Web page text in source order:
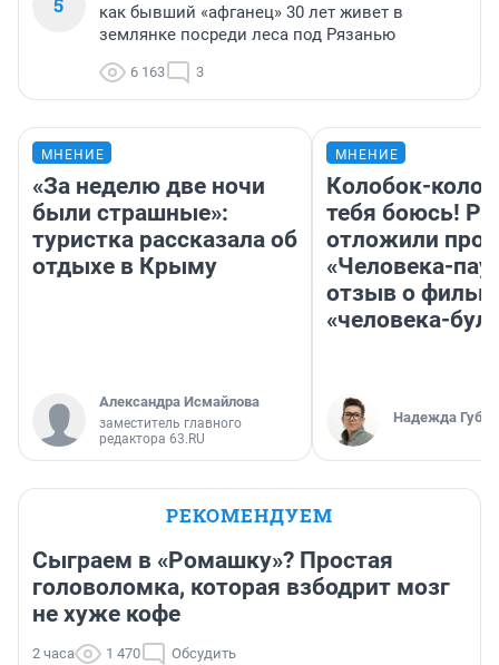
как бывший «афганец» 30 лет живет в
землянке посреди леса под Рязанью
6 163 3
МНЕНИЕ
«За неделю две ночи
были страшные»:
туристка рассказала об
отдыхе в Крыму
Александра Исмайлова
заместитель главного
редактора 63.RU
МНЕНИЕ
Колобок-
тебя боюсь!
отложили
«Человека-
отзыв о
«человека-
Надежда
РЕКОМЕНДУЕМ
Сыграем в «Ромашку»? Простая
головоломка, которая взбодрит мозг
не хуже кофе
2 часа 1 470 Обсудить